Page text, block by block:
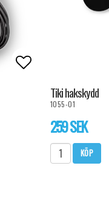
Lägg till i
Tiki hakskydd
1055-01
259 SEK
KÖP